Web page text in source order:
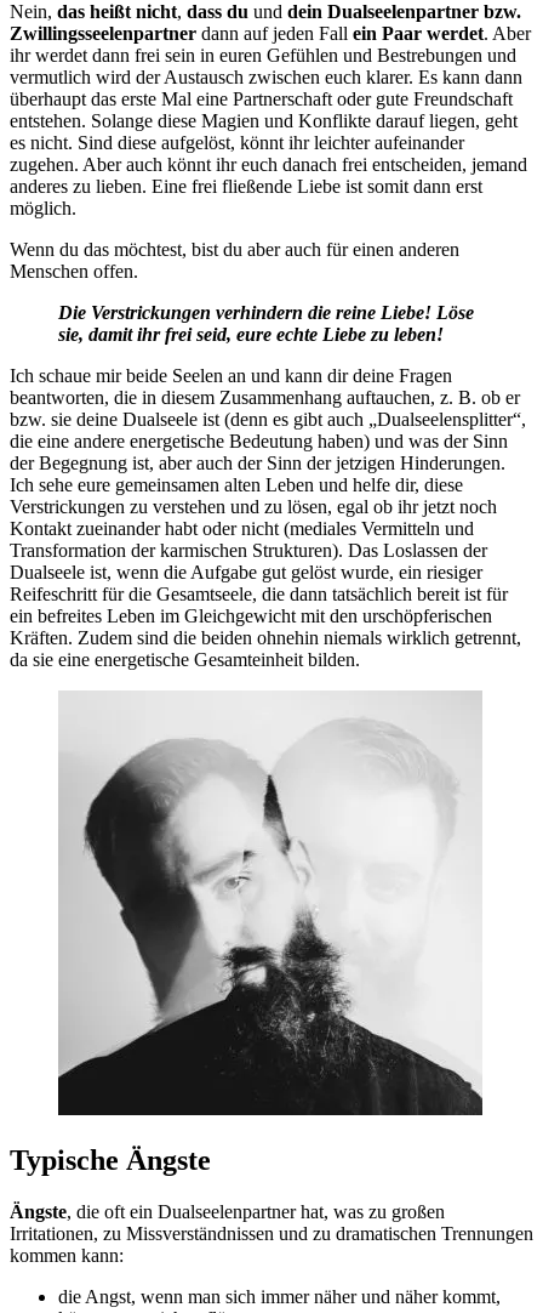
Nein, das heißt nicht, dass du und dein Dualseelenpartner bzw.
Zwillingsseelenpartner dann auf jeden Fall ein Paar werdet. Aber
ihr werdet dann frei sein in euren Gefühlen und Bestrebungen und
vermutlich wird der Austausch zwischen euch klarer. Es kann dann
überhaupt das erste Mal eine Partnerschaft oder gute Freundschaft
entstehen. Solange diese Magien und Konflikte darauf liegen, geht
es nicht. Sind diese aufgelöst, könnt ihr leichter aufeinander
zugehen. Aber auch könnt ihr euch danach frei entscheiden, jemand
anderes zu lieben. Eine frei fließende Liebe ist somit dann erst
möglich.
Wenn du das möchtest, bist du aber auch für einen anderen
Menschen offen.
Die Verstrickungen verhindern die reine Liebe! Löse
sie, damit ihr frei seid, eure echte Liebe zu leben!
Ich schaue mir beide Seelen an und kann dir deine Fragen
beantworten, die in diesem Zusammenhang auftauchen, z. B. ob er
bzw. sie deine Dualseele ist (denn es gibt auch „Dualseelensplitter“,
die eine andere energetische Bedeutung haben) und was der Sinn
der Begegnung ist, aber auch der Sinn der jetzigen Hinderungen.
Ich sehe eure gemeinsamen alten Leben und helfe dir, diese
Verstrickungen zu verstehen und zu lösen, egal ob ihr jetzt noch
Kontakt zueinander habt oder nicht (mediales Vermitteln und
Transformation der karmischen Strukturen). Das Loslassen der
Dualseele ist, wenn die Aufgabe gut gelöst wurde, ein riesiger
Reifeschritt für die Gesamtseele, die dann tatsächlich bereit ist für
ein befreites Leben im Gleichgewicht mit den urschöpferischen
Kräften. Zudem sind die beiden ohnehin niemals wirklich getrennt,
da sie eine energetische Gesamteinheit bilden.
Typische Ängste
Ängste, die oft ein Dualseelenpartner hat, was zu großen
Irritationen, zu Missverständnissen und zu dramatischen Trennungen
kommen kann:
die Angst, wenn man sich immer näher und näher kommt,